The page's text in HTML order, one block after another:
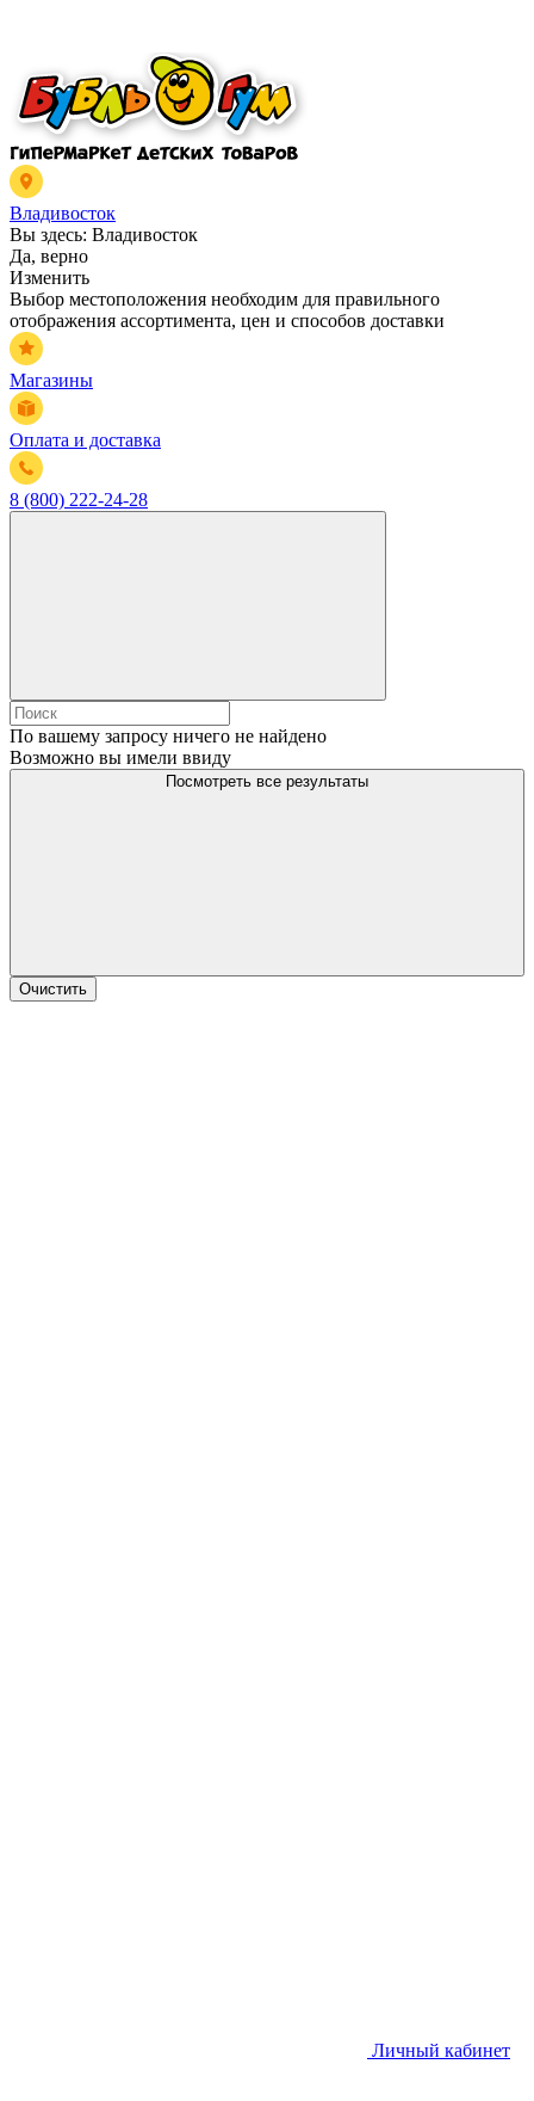
Владивосток
Вы здесь: Владивосток
Да, верно
Изменить
Выбор местоположения необходим для правильного
отображения ассортимента, цен и способов доставки
Магазины
Оплата и доставка
8 (800) 222-24-28
По вашему запросу ничего не найдено
Возможно вы имели ввиду
Посмотреть все результаты
Очистить
Личный кабинет